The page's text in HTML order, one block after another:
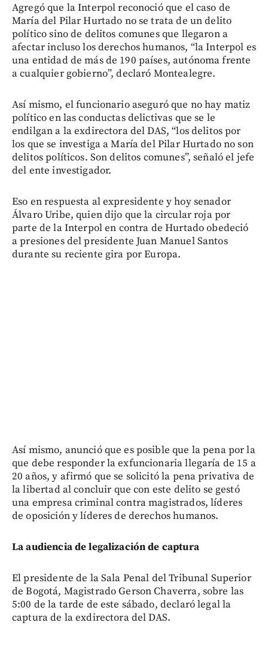
Agregó que la Interpol reconoció que el caso de
María del Pilar Hurtado no se trata de un delito
político sino de delitos comunes que llegaron a
afectar incluso los derechos humanos, “la Interpol es
una entidad de más de 190 países, autónoma frente
a cualquier gobierno”, declaró Montealegre.
Así mismo, el funcionario aseguró que no hay matiz
político en las conductas delictivas que se le
endilgan a la exdirectora del DAS, “los delitos por
los que se investiga a María del Pilar Hurtado no son
delitos políticos. Son delitos comunes”, señaló el jefe
del ente investigador.
Eso en respuesta al expresidente y hoy senador
Álvaro Uribe, quien dijo que la circular roja por
parte de la Interpol en contra de Hurtado obedeció
a presiones del presidente Juan Manuel Santos
durante su reciente gira por Europa.
Así mismo, anunció que es posible que la pena por la
que debe responder la exfuncionaria llegaría de 15 a
20 años, y afirmó que se solicitó la pena privativa de
la libertad al concluir que con este delito se gestó
una empresa criminal contra magistrados, líderes
de oposición y líderes de derechos humanos.
La audiencia de legalización de captura
El presidente de la Sala Penal del Tribunal Superior
de Bogotá, Magistrado Gerson Chaverra, sobre las
5:00 de la tarde de este sábado, declaró legal la
captura de la exdirectora del DAS.